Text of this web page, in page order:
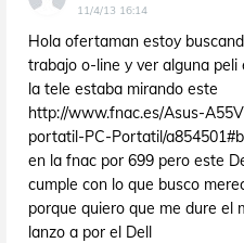
11/4/13 16:14
Hola ofertaman estoy
trabajo o-line y ver alguna
la tele estaba mirando este
http://www.fnac.es/Asus-
portatil-PC-Portatil/
en la fnac por 699 pero este
cumple con lo que busco
porque quiero que me dure el
lanzo a por el Dell